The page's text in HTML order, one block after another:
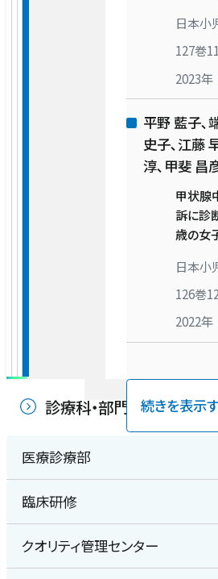
日本小
127巻
2023年
平野 藍子､
史子､江藤
淳､甲斐 昌
甲状腺
訴に診
歳の女
日本小
126巻
2022年
鳥越 史子
Fetal
続きを表示
診療科・部門
医療診療部
消化器内科
循環器内科・冠疾患内科・不
臨床研修
臨床研修
クオリティ管理センター